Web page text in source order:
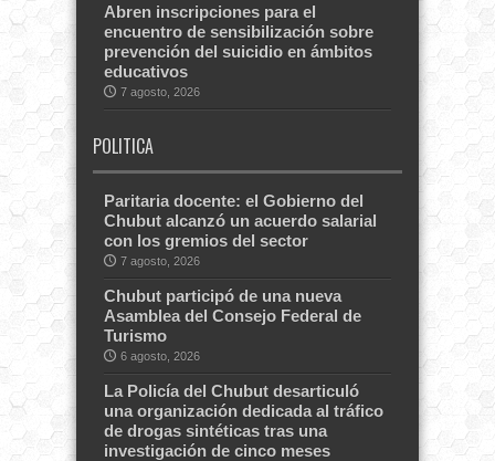
Abren inscripciones para el
encuentro de sensibilización sobre
prevención del suicidio en ámbitos
educativos
7 agosto, 2026
POLITICA
Paritaria docente: el Gobierno del
Chubut alcanzó un acuerdo salarial
con los gremios del sector
7 agosto, 2026
Chubut participó de una nueva
Asamblea del Consejo Federal de
Turismo
6 agosto, 2026
La Policía del Chubut desarticuló
una organización dedicada al tráfico
de drogas sintéticas tras una
investigación de cinco meses